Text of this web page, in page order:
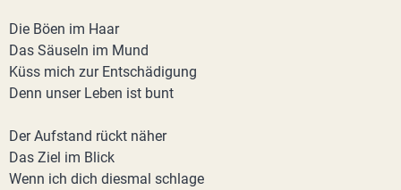
Die Böen im Haar
Das Säuseln im Mund
Küss mich zur Entschädigung
Denn unser Leben ist bunt
Der Aufstand rückt näher
Das Ziel im Blick
Wenn ich dich diesmal schlage